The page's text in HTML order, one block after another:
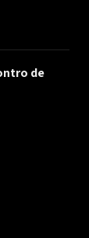
de